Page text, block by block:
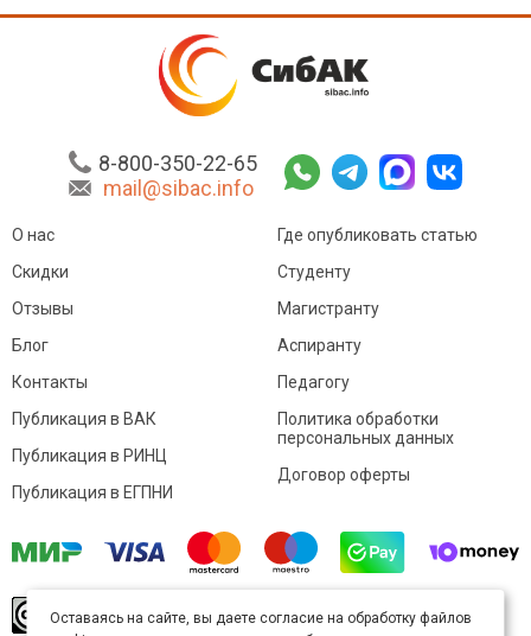
8-800-350-22-65
mail@sibac.info
О нас
Скидки
Отзывы
Блог
Контакты
Где опубликовать статью
Студенту
Магистранту
Аспиранту
Педагогу
Публикация в ВАК
Публикация в РИНЦ
Публикация в ЕГПНИ
Политика обработки
персональных данных
Договор оферты
произведение доступно полицензии Creative
Оставаясь на сайте, вы даете согласие на обработку файлов